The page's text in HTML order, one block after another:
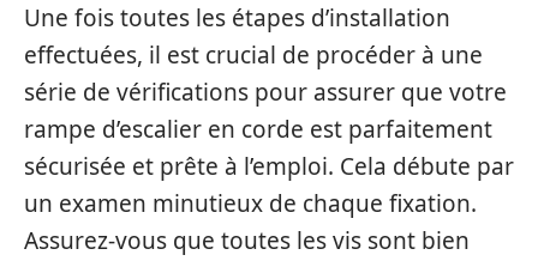
Une fois toutes les étapes d’installation
effectuées, il est crucial de procéder à une
série de vérifications pour assurer que votre
rampe d’escalier en corde est parfaitement
sécurisée et prête à l’emploi. Cela débute par
un examen minutieux de chaque fixation.
Assurez-vous que toutes les vis sont bien